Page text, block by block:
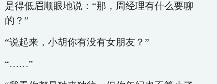
是得低眉顺眼地说：“那，周经理有什么要聊
的？”
“说起来，小胡你有没有女朋友？”
“……”